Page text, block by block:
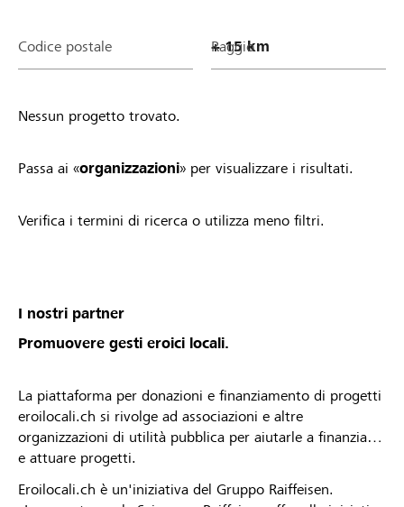
Codice postale Raggio
Nessun progetto trovato.
Passa ai «organizzazioni» per visualizzare i risultati.
Verifica i termini di ricerca o utilizza meno filtri.
I nostri partner
Promuovere gesti eroici locali.
La piattaforma per donazioni e finanziamento di progetti
eroilocali.ch si rivolge ad associazioni e altre
organizzazioni di utilità pubblica per aiutarle a finanziare
e attuare progetti.
Eroilocali.ch è un'iniziativa del Gruppo Raiffeisen.